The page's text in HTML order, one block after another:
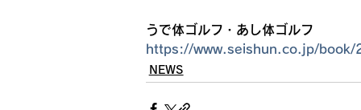
うで体ゴルフ・あし体ゴルフ
https://www.seishun.co.jp/book/
NEWS